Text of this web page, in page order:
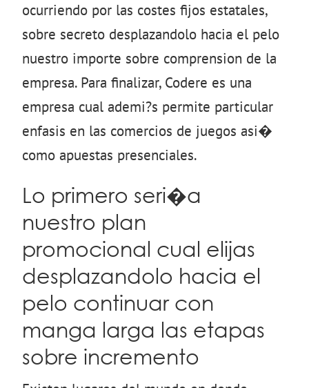
ocurriendo por las costes fijos estatales,
sobre secreto desplazandolo hacia el pelo
nuestro importe sobre comprension de la
empresa. Para finalizar, Codere es una
empresa cual ademi?s permite particular
enfasis en las comercios de juegos asi�
como apuestas presenciales.
Lo primero seri�a
nuestro plan
promocional cual elijas
desplazandolo hacia el
pelo continuar con
manga larga las etapas
sobre incremento